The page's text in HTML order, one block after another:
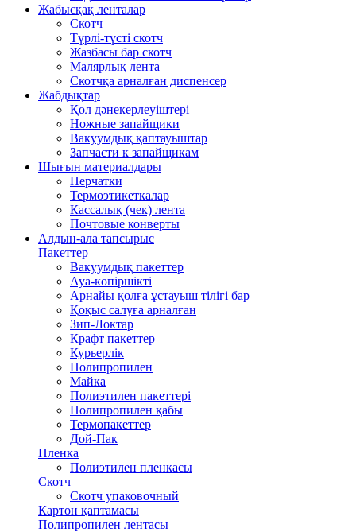
Жабысқақ ленталар
Скотч
Түрлі-түсті скотч
Жазбасы бар скотч
Малярлық лента
Скотчқа арналған диспенсер
Жабдықтар
Қол дәнекерлеуіштері
Ножные запайщики
Вакуумдық қаптауыштар
Запчасти к запайщикам
Шығын материалдары
Перчатки
Термоэтикеткалар
Кассалық (чек) лента
Почтовые конверты
Алдын-ала тапсырыс
Пакеттер
Вакуумдық пакеттер
Ауа-көпіршікті
Арнайы қолға ұстауыш тілігі бар
Қоқыс салуға арналған
Зип-Локтар
Крафт пакеттер
Курьерлік
Полипропилен
Майка
Полиэтилен пакеттері
Полипропилен қабы
Термопакеттер
Дой-Пак
Пленка
Полиэтилен пленкасы
Скотч
Скотч упаковочный
Картон қаптамасы
Полипропилен лентасы